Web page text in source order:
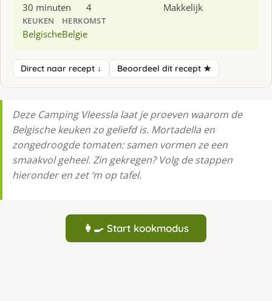
30 minuten 4 Makkelijk
KEUKEN
Belgische
HERKOMST
Belgie
Direct naar recept ↓ Beoordeel dit recept ★
Deze Camping Vleessla laat je proeven waarom de
Belgische keuken zo geliefd is. Mortadella en
zongedroogde tomaten: samen vormen ze een
smaakvol geheel. Zin gekregen? Volg de stappen
hieronder en zet ‘m op tafel.
👩‍🍳 Start kookmodus